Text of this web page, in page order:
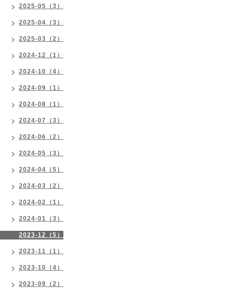
2025-05（3）
2025-04（3）
2025-03（2）
2024-12（1）
2024-10（4）
2024-09（1）
2024-08（1）
2024-07（3）
2024-06（2）
2024-05（3）
2024-04（5）
2024-03（2）
2024-02（1）
2024-01（3）
2023-12（5）
2023-11（1）
2023-10（4）
2023-09（2）